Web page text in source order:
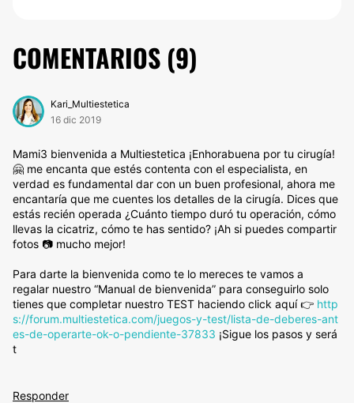
COMENTARIOS (9)
Kari_Multiestetica
16 dic 2019
Mami3 bienvenida a Multiestetica ¡Enhorabuena por tu cirugía!
🤗 me encanta que estés contenta con el especialista, en
verdad es fundamental dar con un buen profesional, ahora me
encantaría que me cuentes los detalles de la cirugía. Dices que
estás recién operada ¿Cuánto tiempo duró tu operación, cómo
llevas la cicatriz, cómo te has sentido? ¡Ah si puedes compartir
fotos 📷 mucho mejor!
Para darte la bienvenida como te lo mereces te vamos a
regalar nuestro “Manual de bienvenida” para conseguirlo solo
tienes que completar nuestro TEST haciendo click aquí 👉 http
s://forum.multiestetica.com/juegos-y-test/lista-de-deberes-ant
es-de-operarte-ok-o-pendiente-37833 ¡Sigue los pasos y será
t
Responder